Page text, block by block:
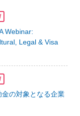
Webinar:
Legal & Visa
の対象となる企業